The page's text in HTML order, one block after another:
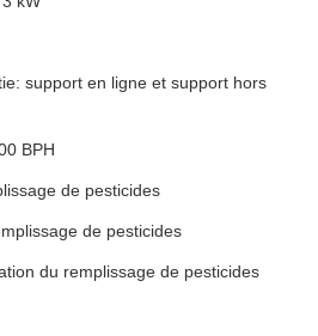
support en ligne et support hors
BPH
de pesticides
de pesticides
du remplissage de pesticides